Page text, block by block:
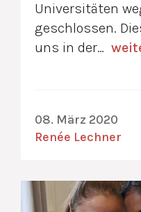
Universitäten
geschlossen.
uns in der…
08. März 2020
Renée Lechner